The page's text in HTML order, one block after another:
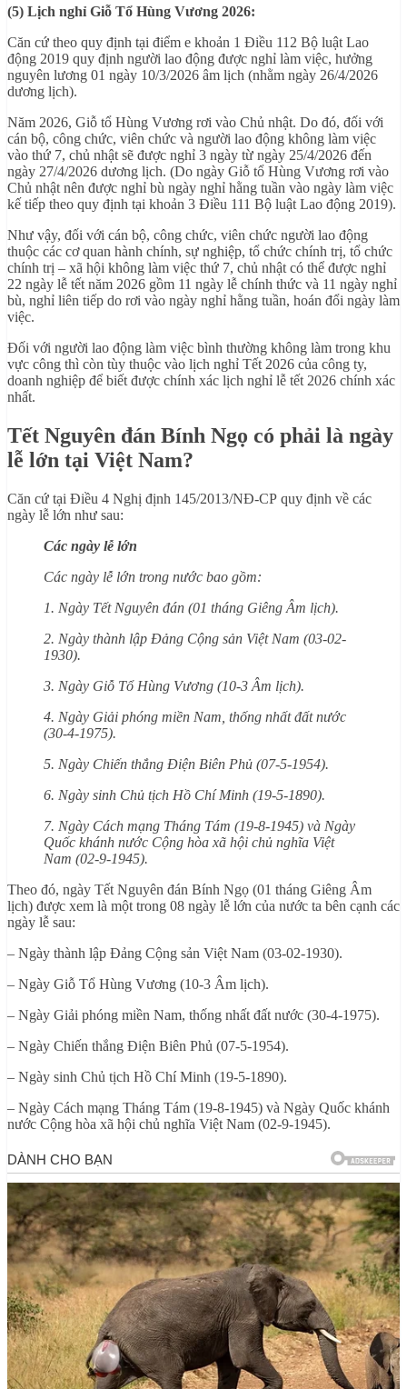
(5) Lịch nghỉ Giỗ Tổ Hùng Vương 2026:
Căn cứ theo quy định tại điểm e khoản 1 Điều 112 Bộ luật Lao
động 2019 quy định người lao động được nghỉ làm việc, hưởng
nguyên lương 01 ngày 10/3/2026 âm lịch (nhằm ngày 26/4/2026
dương lịch).
Năm 2026, Giỗ tổ Hùng Vương rơi vào Chủ nhật. Do đó, đối với
cán bộ, công chức, viên chức và người lao động không làm việc
vào thứ 7, chủ nhật sẽ được nghỉ 3 ngày từ ngày 25/4/2026 đến
ngày 27/4/2026 dương lịch. (Do ngày Giỗ tổ Hùng Vương rơi vào
Chủ nhật nên được nghỉ bù ngày nghỉ hằng tuần vào ngày làm việc
kế tiếp theo quy định tại khoản 3 Điều 111 Bộ luật Lao động 2019).
Như vậy, đối với cán bộ, công chức, viên chức người lao động
thuộc các cơ quan hành chính, sự nghiệp, tổ chức chính trị, tổ chức
chính trị – xã hội không làm việc thứ 7, chủ nhật có thể được nghỉ
22 ngày lễ tết năm 2026 gồm 11 ngày lễ chính thức và 11 ngày nghỉ
bù, nghỉ liên tiếp do rơi vào ngày nghỉ hằng tuần, hoán đổi ngày làm
việc.
Đối với người lao động làm việc bình thường không làm trong khu
vực công thì còn tùy thuộc vào lịch nghỉ Tết 2026 của công ty,
doanh nghiệp để biết được chính xác lịch nghỉ lễ tết 2026 chính xác
nhất.
Tết Nguyên đán Bính Ngọ có phải là ngày
lễ lớn tại Việt Nam?
Căn cứ tại Điều 4 Nghị định 145/2013/NĐ-CP quy định về các
ngày lễ lớn như sau:
Các ngày lễ lớn
Các ngày lễ lớn trong nước bao gồm:
1. Ngày Tết Nguyên đán (01 tháng Giêng Âm lịch).
2. Ngày thành lập Đảng Cộng sản Việt Nam (03-02-
1930).
3. Ngày Giỗ Tổ Hùng Vương (10-3 Âm lịch).
4. Ngày Giải phóng miền Nam, thống nhất đất nước
(30-4-1975).
5. Ngày Chiến thắng Điện Biên Phủ (07-5-1954).
6. Ngày sinh Chủ tịch Hồ Chí Minh (19-5-1890).
7. Ngày Cách mạng Tháng Tám (19-8-1945) và Ngày
Quốc khánh nước Cộng hòa xã hội chủ nghĩa Việt
Nam (02-9-1945).
Theo đó, ngày Tết Nguyên đán Bính Ngọ (01 tháng Giêng Âm
lịch) được xem là một trong 08 ngày lễ lớn của nước ta bên cạnh các
ngày lễ sau:
– Ngày thành lập Đảng Cộng sản Việt Nam (03-02-1930).
– Ngày Giỗ Tổ Hùng Vương (10-3 Âm lịch).
– Ngày Giải phóng miền Nam, thống nhất đất nước (30-4-1975).
– Ngày Chiến thắng Điện Biên Phủ (07-5-1954).
– Ngày sinh Chủ tịch Hồ Chí Minh (19-5-1890).
– Ngày Cách mạng Tháng Tám (19-8-1945) và Ngày Quốc khánh
nước Cộng hòa xã hội chủ nghĩa Việt Nam (02-9-1945).